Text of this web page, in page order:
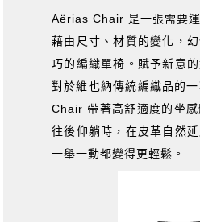
Aërias Chair 是一張需要運
藉由尺寸、材質的變化，
巧的編織單椅。賦予新意
對於維也納傳統編織品的
Chair 帶著高舒適度的坐
往後仰躺時，在皮革自然
一舉一動都變得更輕鬆。